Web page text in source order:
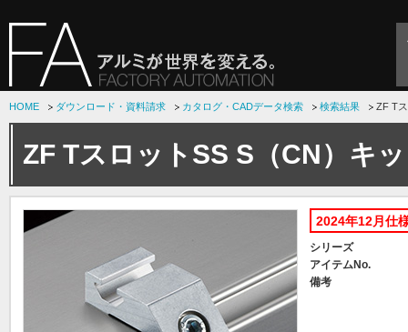
HOME ダウンロード・資料請求 カタログ・CADデータ検索 検索結果 ZF T
ZF TスロットSS S（CN）キ
2024年12月仕
シリーズ
アイテムNo.
備考